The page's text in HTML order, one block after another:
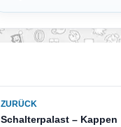
ZURÜCK
Schalterpalast – Kappen